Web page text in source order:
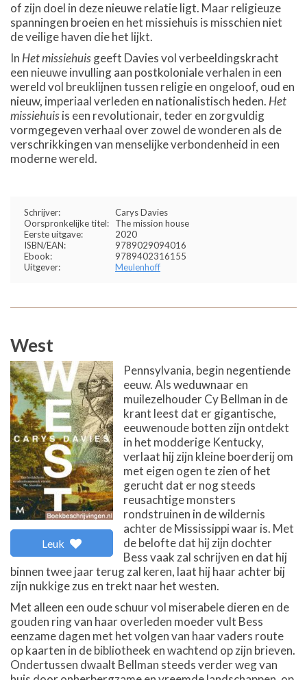
of zijn doel in deze nieuwe relatie ligt. Maar religieuze
spanningen broeien en het missiehuis is misschien niet
de veilige haven die het lijkt.
In Het missiehuisgeeft Davies vol verbeeldingskracht
een nieuwe invulling aan postkoloniale verhalen in een
wereld vol breuklijnen tussen religie en ongeloof, oud en
nieuw, imperiaal verleden en nationalistisch heden. Het
missiehuisis een revolutionair, teder en zorgvuldig
vormgegeven verhaal over zowel de wonderen als de
verschrikkingen van menselijke verbondenheid in een
moderne wereld.
Schrijver:
Carys Davies
Oorspronkelijke titel:
The mission house
Eerste uitgave:
2020
ISBN/EAN:
9789029094016
Ebook:
9789402316155
Uitgever:
Meulenhoff
West
Leuk
Pennsylvania, begin negentiende
eeuw. Als weduwnaar en
muilezelhouder Cy Bellman in de
krant leest dat er gigantische,
eeuwenoude botten zijn ontdekt
in het modderige Kentucky,
verlaat hij zijn kleine boerderij om
met eigen ogen te zien of het
gerucht dat er nog steeds
reusachtige monsters
rondstruinen in de wildernis
achter de Mississippi waar is. Met
de belofte dat hij zijn dochter
Bess vaak zal schrijven en dat hij
binnen twee jaar terug zal keren, laat hij haar achter bij
zijn nukkige zus en trekt naar het westen.
Met alleen een oude schuur vol miserabele dieren en de
gouden ring van haar overleden moeder vult Bess
eenzame dagen met het volgen van haar vaders route
op kaarten in de bibliotheek en wachtend op zijn brieven.
Ondertussen dwaalt Bellman steeds verder weg van